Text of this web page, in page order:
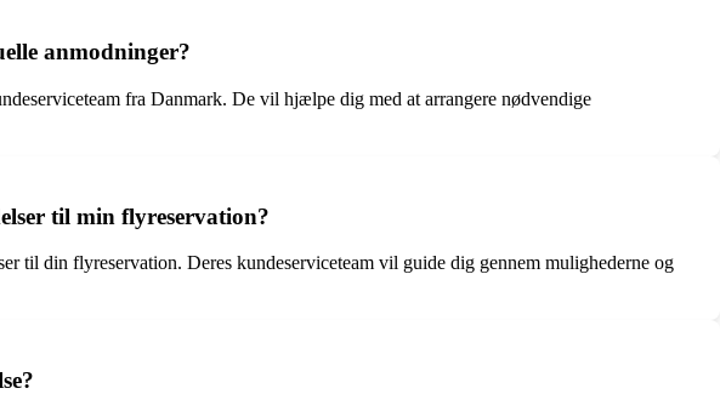
anmodninger?
fra Danmark. De vil hjælpe dig med at arrangere nødvendige
til min flyreservation?
til din flyreservation. Deres kundeserviceteam vil guide dig gennem mulighederne og